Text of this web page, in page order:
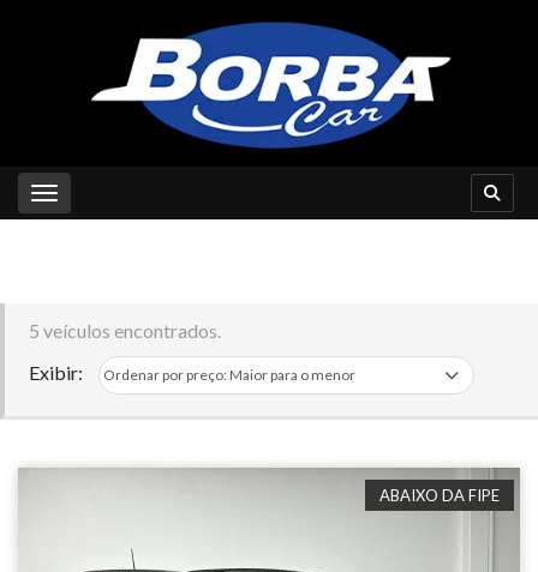
Toggle navigation
5 veículos encontrados.
Exibir:
ABAIXO DA FIPE